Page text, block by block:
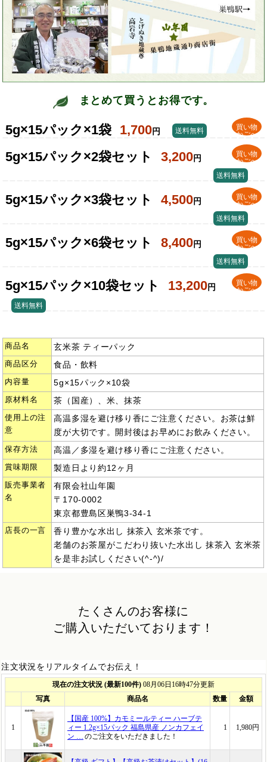
まとめて買うとお得です。
5g×15パック×1袋 1,700円
買い物
かごへ
送料無料
5g×15パック×2袋セット 3,200円
買い物
かごへ
送料無料
5g×15パック×3袋セット 4,500円
買い物
かごへ
送料無料
5g×15パック×6袋セット 8,400円
買い物
かごへ
送料無料
5g×15パック×10袋セット 13,200円
買い物
かごへ
送料無料
商品名 玄米茶 ティーパック
商品区分 食品・飲料
内容量 5g×15パック×10袋
原材料名 茶（国産）、米、抹茶
使用上の注
意
高温多湿を避け移り香にご注意ください。お茶は鮮
度が大切です。開封後はお早めにお飲みください。
保存方法 高温／多湿を避け移り香にご注意ください。
賞味期限 製造日より約12ヶ月
販売事業者
名
有限会社山年園
〒170-0002
東京都豊島区巣鴨3-34-1
店長の一言
香り豊かな水出し 抹茶入 玄米茶です。
老舗のお茶屋がこだわり抜いた水出し 抹茶入 玄米茶
を是非お試しください(^-^)/
たくさんのお客様に
ご購入いただいております！
注文状況をリアルタイムでお伝え！